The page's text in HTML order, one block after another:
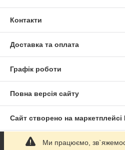
Контакти
Доставка та оплата
Графік роботи
Повна версія сайту
Сайт створено на маркетплейсі
Політика конфіденційності
Ми працюємо,